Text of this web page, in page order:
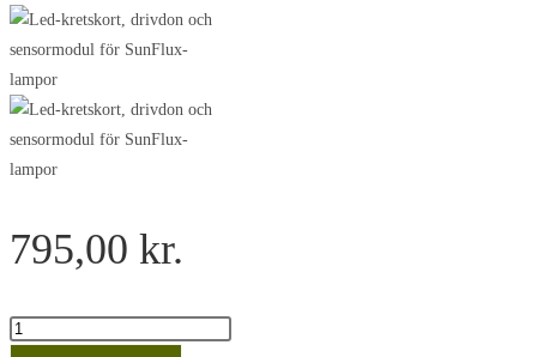
795,00 kr.
25W